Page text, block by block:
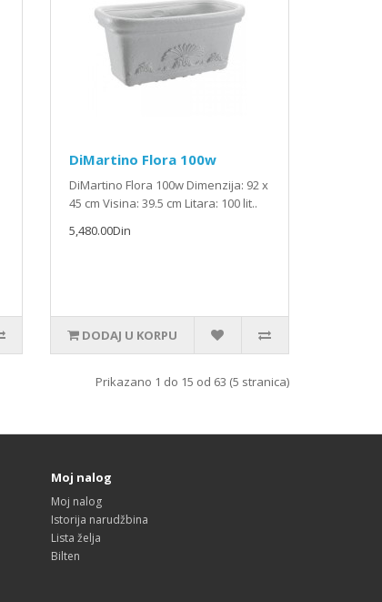
DiMartino Flora 100w
DiMartino Flora 100w Dimenzija: 92 x
45 cm Visina: 39.5 cm Litara: 100 lit..
5,480.00Din
DODAJ U KORPU
Prikazano 1 do 15 od 63 (5 stranica)
Moj nalog
Moj nalog
Istorija narudžbina
Lista želja
Bilten